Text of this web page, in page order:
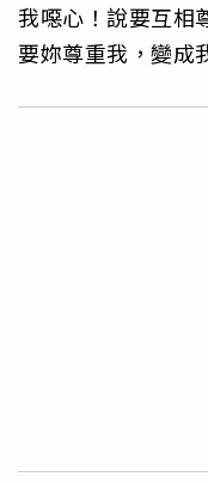
我噁心！說要互相
要妳尊重我，變成